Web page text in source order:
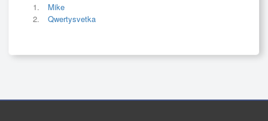
Mike
Qwertysvetka